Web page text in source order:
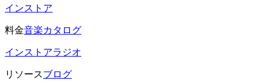
インストア
料金音楽カタログ
インストアラジオ
リソースブログ